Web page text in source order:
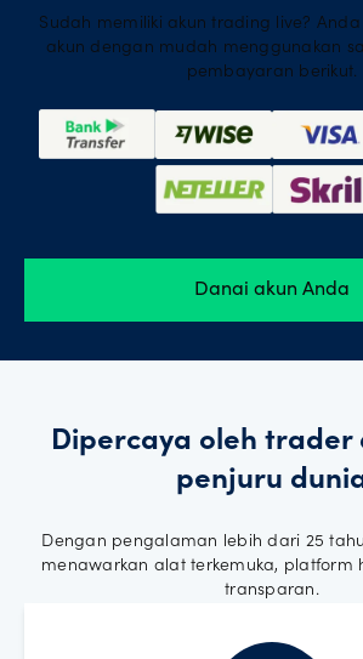
Sudah memiliki akun trading live?
akun dengan mudah menggunakan
pembayaran berikut.
Danai akun Anda
Dipercaya oleh trader
penjuru
Dengan pengalaman lebih dari 25
menawarkan alat terkemuka, platform
transparan.